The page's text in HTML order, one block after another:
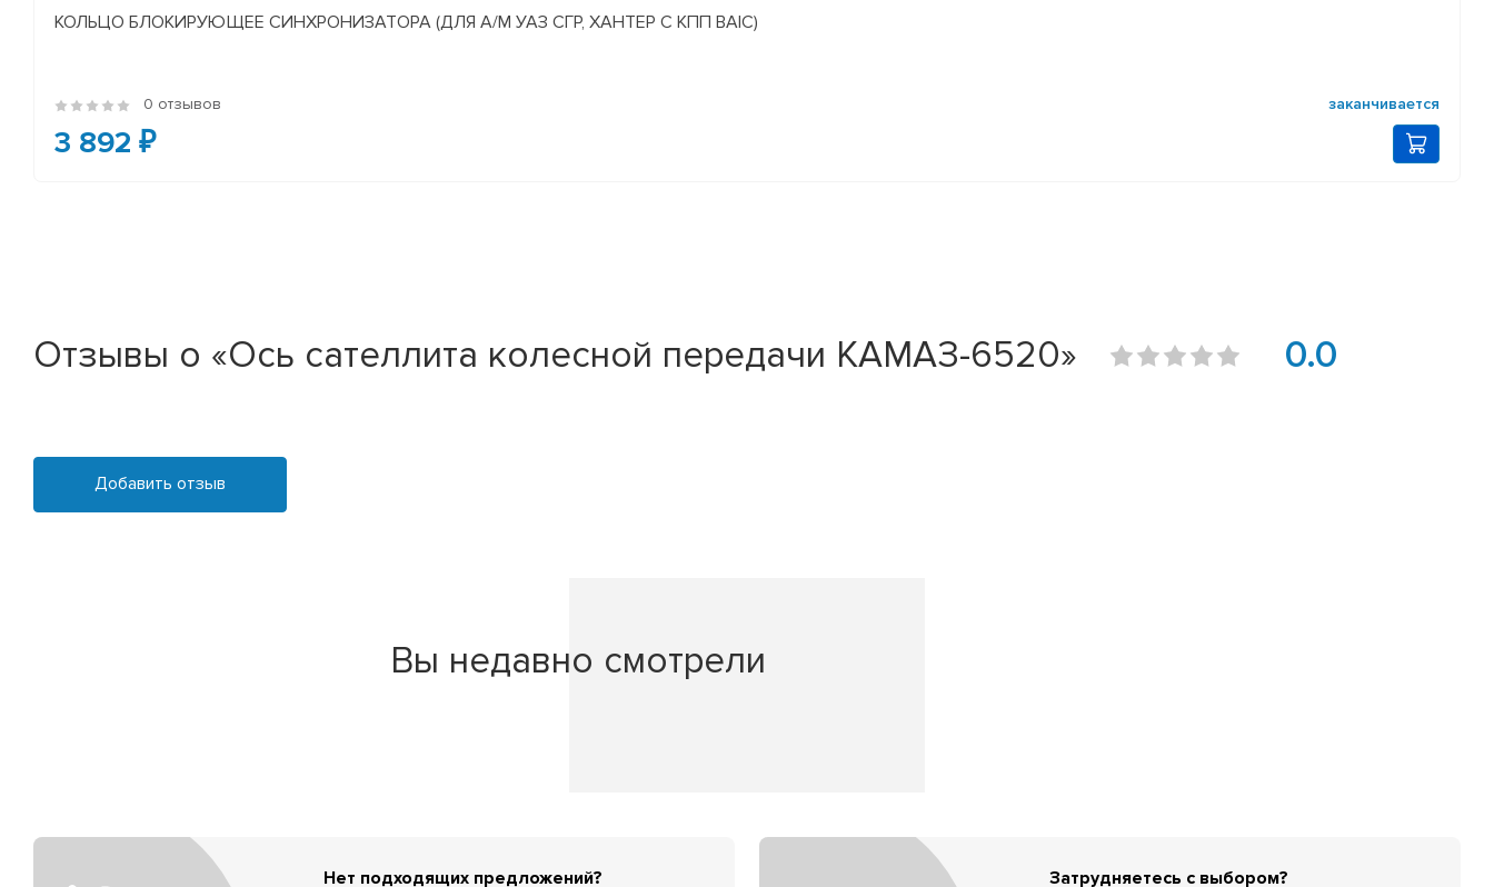
КОЛЬЦО БЛОКИРУЮЩЕЕ СИНХРОНИЗАТОРА (ДЛЯ А/М УАЗ СГР, ХАНТЕР С КПП BAIC)
0 отзывов заканчивается
3 892 ₽
Отзывы о «Ось сателлита колесной передачи КАМАЗ-6520» 0.0
Добавить отзыв
Вы недавно смотрели
Нет подходящих предложений? Затрудняетесь с выбором?